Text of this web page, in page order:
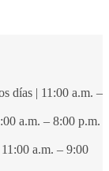
días | 11:00 a.m. –
a.m. – 8:00 p.m.
a.m. – 9:00